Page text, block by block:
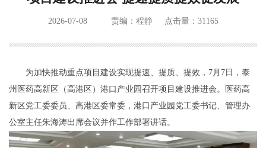
2026-07-08 责编：程静 点击量：31165
为加快推动重点项目建设实现提速、提质、提效，7月7日，泰
州医药高新区（高港区）港口产业园召开项目建设推进会。医药高
新区党工委委员、高港区委常委，港口产业园党工委书记、管理办
公室主任朱海涛出席会议并作工作部署讲话。